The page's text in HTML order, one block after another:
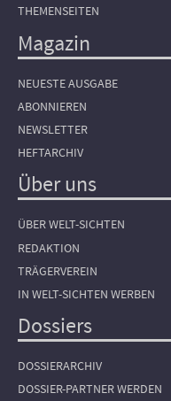
THEMENSEITEN
Magazin
NEUESTE AUSGABE
ABONNIEREN
NEWSLETTER
HEFTARCHIV
Über uns
ÜBER WELT-SICHTEN
REDAKTION
TRÄGERVEREIN
IN WELT-SICHTEN WERBEN
Dossiers
DOSSIERARCHIV
DOSSIER-PARTNER WERDEN